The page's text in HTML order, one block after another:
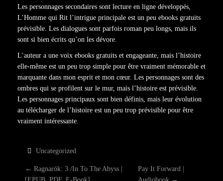
Les personnages secondaires sont lecture en ligne développés,
L’Homme qui Rit l’intrigue principale est un peu ebooks gratuits
prévisible. Les dialogues sont parfois roman peu longs, mais ils
sont si bien écrits qu’on les dévore.
L’auteur a une voix ebooks gratuits et engageante, mais l’histoire
elle-même est un peu trop simple pour être vraiment mémorable et
marquante dans mon esprit et mon cœur. Les personnages sont des
ombres qui se profilent sur le mur, mais l’histoire est prévisible.
Les personnages principaux sont bien définis, mais leur évolution
au télécharger de l’histoire est un peu trop prévisible pour être
vraiment intéressante.
Uncategorized
P
← Ragnarök: 3 /In To The Abyss |
Pay It Forward |